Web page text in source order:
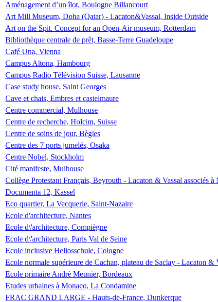
Aménagement d’un îlot, Boulogne Billancourt
Art Mill Museum, Doha (Qatar) - Lacaton&Vassal, Inside Outside
Art on the Spit. Concept for an Open-Air museum, Rotterdam
Bibliothèque centrale de prêt, Basse-Terre Guadeloupe
Café Una, Vienna
Campus Altona, Hambourg
Campus Radio Télévision Suisse, Lausanne
Case study house, Saint Georges
Cave et chais, Embres et castelmaure
Centre commercial, Mulhouse
Centre de recherche, Holcim, Suisse
Centre de soins de jour, Bègles
Centre des 7 ports jumelés, Osaka
Centre Nobel, Stockholm
Cité manifeste, Mulhouse
Collège Protestant Français, Beyrouth - Lacaton & Vassal associés
Documenta 12, Kassel
Eco quartier, La Vecquerie, Saint-Nazaire
Ecole d'architecture, Nantes
Ecole d\'architecture, Compiègne
Ecole d\'architecture, Paris Val de Seine
Ecole inclusive Heliosschule, Cologne
Ecole normale supérieure de Cachan, plateau de Saclay - Lacaton &
Ecole primaire André Meunier, Bordeaux
Etudes urbaines à Monaco, La Condamine
FRAC GRAND LARGE - Hauts-de-France, Dunkerque